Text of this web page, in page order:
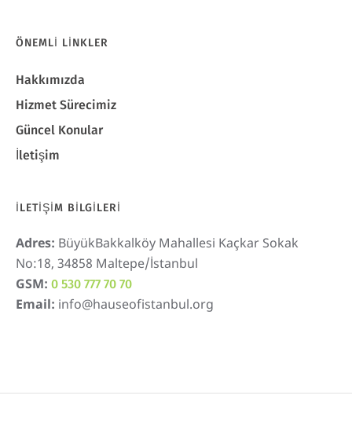
ÖNEMLI LINKLER
Hakkımızda
Hizmet Sürecimiz
Güncel Konular
İletişim
İLETIŞIM BILGILERI
Adres: BüyükBakkalköy Mahallesi Kaçkar Sokak
No:18, 34858 Maltepe/İstanbul
GSM:0 530 777 70 70
Email: info@hauseofistanbul.org